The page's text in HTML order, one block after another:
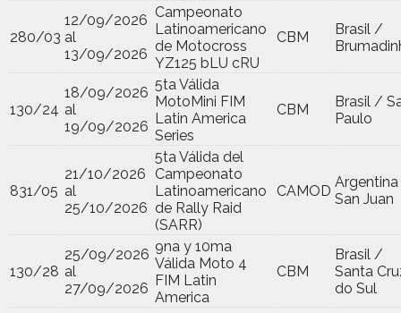
280/03
12/09/2026
al
13/09/2026
Campeonato
Latinoamericano
de Motocross
YZ125 bLU cRU
CBM
Brasil /
130/24
18/09/2026
al
19/09/2026
5ta Válida
MotoMini FIM
Latin America
Series
CBM
Brasil /
Paulo
831/05
21/10/2026
al
25/10/2026
5ta Válida del
Campeonato
Latinoamericano
de Rally Raid
(SARR)
CAMOD San Juan
130/28
25/09/2026
al
27/09/2026
9na y 10ma
Válida Moto 4
FIM Latin
America
CBM
Brasil /
Santa
do Sul